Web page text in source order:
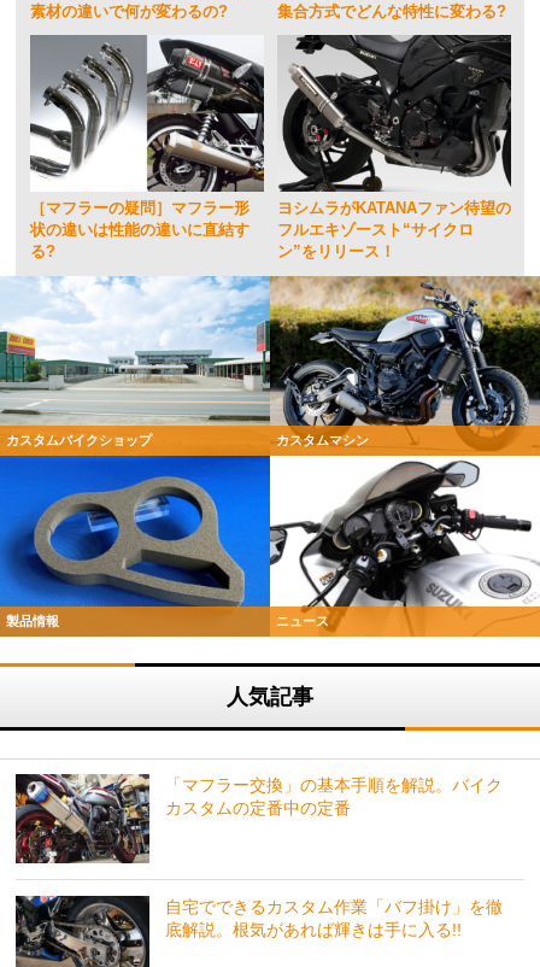
素材の違いで何が変わるの?
集合方式でどんな特性に変わる?
［マフラーの疑問］マフラー形
状の違いは性能の違いに直結す
る?
ヨシムラがKATANAファン待望の
フルエキゾースト“サイクロ
ン”をリリース！
カスタムバイクショップ カスタムマシン
製品情報 ニュース
人気記事
「マフラー交換」の基本手順を解説。バイク
カスタムの定番中の定番
自宅でできるカスタム作業「バフ掛け」を徹
底解説。根気があれば輝きは手に入る!!